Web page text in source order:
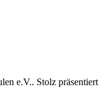
e.V.. Stolz präsentiert